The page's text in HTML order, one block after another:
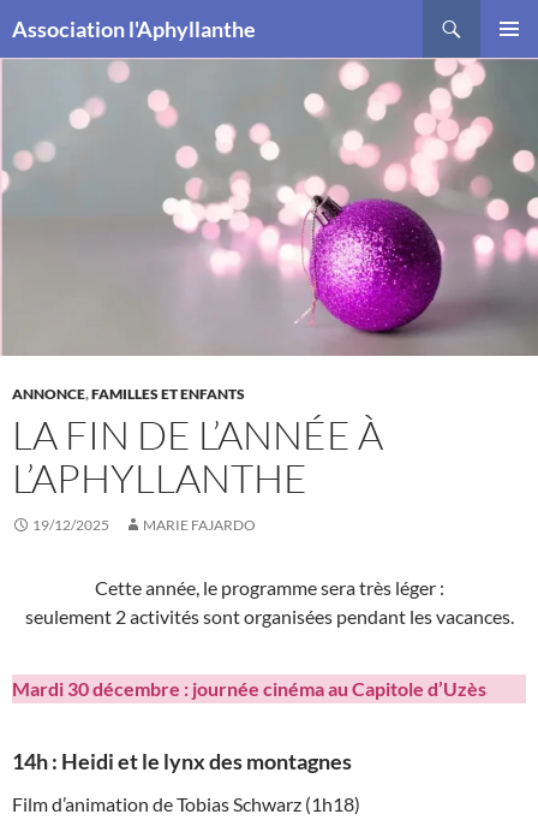
Association l'Aphyllanthe
CONTENU
ANNONCE,FAMILLES ET ENFANTS
LA FIN DE L’ANNÉE À
L’APHYLLANTHE
19/12/2025 MARIE FAJARDO
Cette année, le programme sera très léger :
seulement 2 activités sont organisées pendant les vacances.
Mardi 30 décembre : journée cinéma au Capitole d’Uzès
14h : Heidi et le lynx des montagnes
Film d’animation de Tobias Schwarz (1h18)